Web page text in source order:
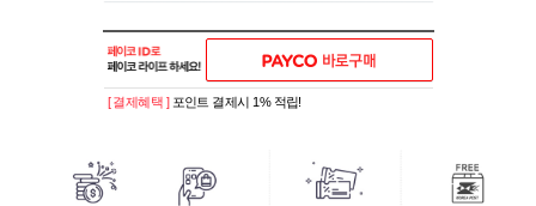
[ 결제혜택 ] 포인트 결제시 1% 적립!